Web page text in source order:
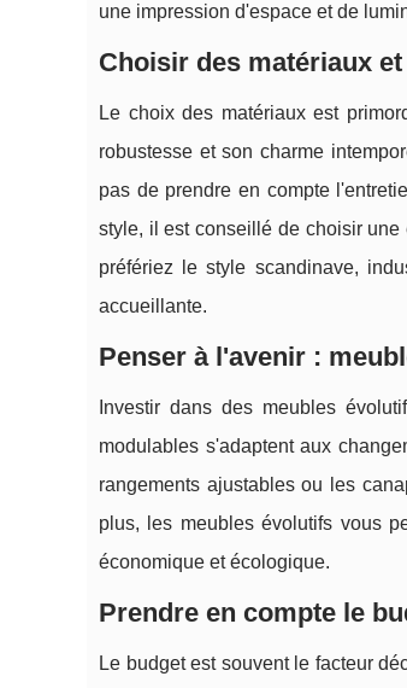
une impression d'espace et de
Choisir des matériaux
Le choix des matériaux est
robustesse et son charme
pas de prendre en compte
style, il est conseillé de choisir
préfériez le style scandinave,
accueillante.
Penser à l'avenir :
Investir dans des meubles
modulables s'adaptent aux
rangements ajustables ou les
plus, les meubles évolutifs vous
économique et écologique.
Prendre en compte le
Le budget est souvent le facteur